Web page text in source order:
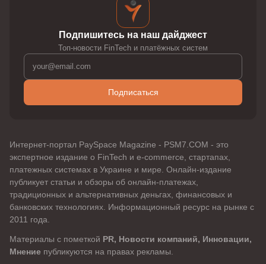
Подпишитесь на наш дайджест
Топ-новости FinTech и платёжных систем
Подписаться
Интернет-портал PaySpace Magazine - PSM7.COM - это
экспертное издание о FinTech и e-commerce, стартапах,
платежных системах в Украине и мире. Онлайн-издание
публикует статьи и обзоры об онлайн-платежах,
традиционных и альтернативных деньгах, финансовых и
банковских технологиях. Информационный ресурс на рынке с
2011 года.
Материалы с пометкой PR, Новости компаний, Инновации,
Мнение публикуются на правах рекламы.